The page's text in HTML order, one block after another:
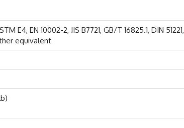
E4, EN 10002-2, JIS B7721, GB/T 16825.1, DIN 51221,
equivalent